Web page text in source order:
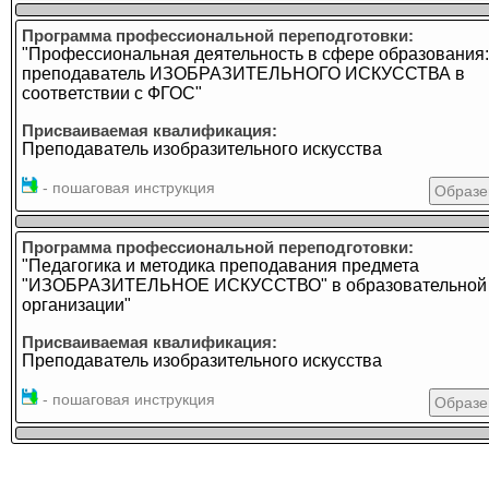
Программа профессиональной переподготовки:
"Профессиональная деятельность в сфере образования:
преподаватель ИЗОБРАЗИТЕЛЬНОГО ИСКУССТВА в
соответствии с ФГОС"
Присваиваемая квалификация:
Преподаватель изобразительного искусства
- пошаговая инструкция
Программа профессиональной переподготовки:
"Педагогика и методика преподавания предмета
"ИЗОБРАЗИТЕЛЬНОЕ ИСКУССТВО" в образовательной
организации"
Присваиваемая квалификация:
Преподаватель изобразительного искусства
- пошаговая инструкция